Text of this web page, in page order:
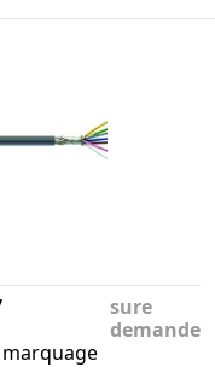
marquage
sure
demande